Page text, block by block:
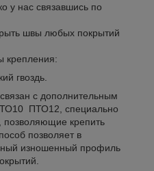
у нас связавшись по
швы любых покрытий
крепления:
гвоздь.
с дополнительным
ПТО12, специально
крепить
позволяет в
изношенный профиль